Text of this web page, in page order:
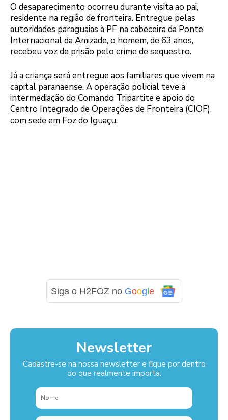
O desaparecimento ocorreu durante visita ao pai,
residente na região de fronteira. Entregue pelas
autoridades paraguaias à PF na cabeceira da Ponte
Internacional da Amizade, o homem, de 63 anos,
recebeu voz de prisão pelo crime de sequestro.
Já a criança será entregue aos familiares que vivem na
capital paranaense. A operação policial teve a
intermediação do Comando Tripartite e apoio do
Centro Integrado de Operações de Fronteira (CIOF),
com sede em Foz do Iguaçu.
Siga o H2FOZ no Goog e
Newsletter
Cadastre-se na nossa newsletter e fique por dentro
do que realmente importa.